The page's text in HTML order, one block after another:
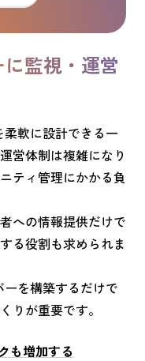
監視・運営
軟に設計できる一
営体制は複雑になり
ティ管理にかかる負
への情報提供だけで
る役割も求められま
を構築するだけで
りが重要です。
も増加する